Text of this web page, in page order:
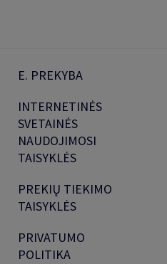
E. PREKYBA
INTERNETINĖS
SVETAINĖS
NAUDOJIMOSI
TAISYKLĖS
PREKIŲ TIEKIMO
TAISYKLĖS
PRIVATUMO
POLITIKA